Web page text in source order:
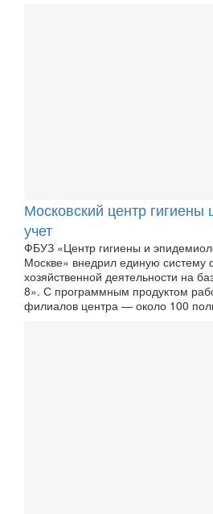
Московский центр гигиены
учет
ФБУЗ «Центр гигиены и
Москве» внедрил единую систему
хозяйственной деятельности на
8». С программным продуктом
филиалов центра — около 100